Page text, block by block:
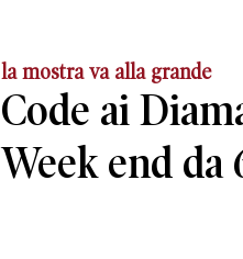
la mostra va alla grande
Code ai
Week end da